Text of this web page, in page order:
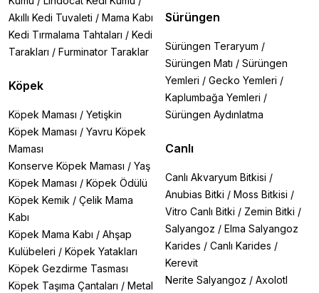
Akıllı Kedi Tuvaleti / Mama Kabı
Kedi Tırmalama Tahtaları / Kedi
Tarakları / Furminator Taraklar
Köpek
Köpek Maması / Yetişkin
Köpek Maması / Yavru Köpek
Maması
Konserve Köpek Maması / Yaş
Köpek Maması / Köpek Ödülü
Köpek Kemik / Çelik Mama
Kabı
Köpek Mama Kabı / Ahşap
Kulübeleri / Köpek Yatakları
Köpek Gezdirme Tasması
Köpek Taşıma Çantaları / Metal
Sürüngen
Sürüngen Teraryum /
Sürüngen Matı / Sürüngen
Yemleri / Gecko Yemleri /
Kaplumbağa Yemleri /
Sürüngen Aydınlatma
Canlı
Canlı Akvaryum Bitkisi /
Anubias Bitki / Moss Bitkisi /
Vitro Canlı Bitki / Zemin Bitki /
Salyangoz / Elma Salyangoz
Karides / Canlı Karides /
Kerevit
Nerite Salyangoz / Axolotl